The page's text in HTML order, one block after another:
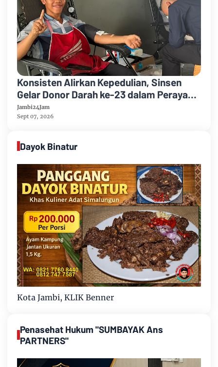
Konsisten Alirkan Kepedulian, Sinsen
Gelar Donor Darah ke-23 dalam Perayaan
Anniversary Sinsen
Jambi24Jam
Sept 07, 2026
Dayok Binatur
Kota Jambi, KLIK Benner
Penasehat Hukum "SUMBAYAK Ans
PARTNERS"